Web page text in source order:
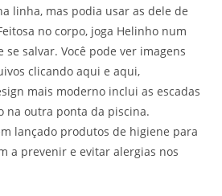
linha, mas podia usar as dele de
no corpo, joga Helinho num
se salvar. Você pode ver imagens
clicando aqui e aqui,
mais moderno inclui as escadas
na outra ponta da piscina.
lançado produtos de higiene para
a prevenir e evitar alergias nos